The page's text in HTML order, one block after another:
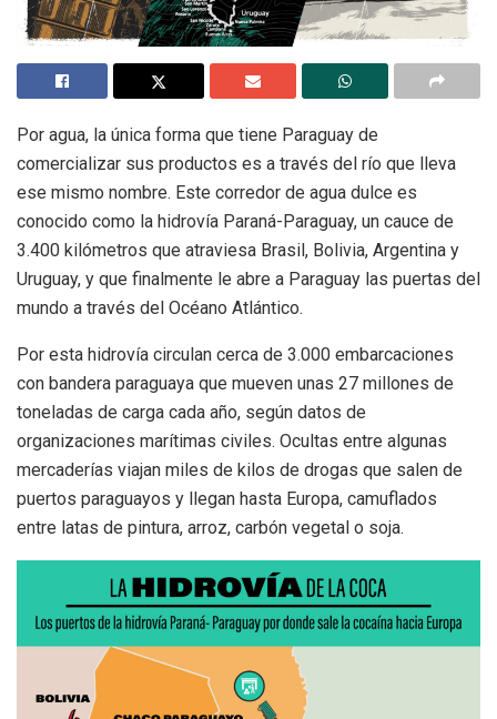
Por agua, la única forma que tiene Paraguay de
comercializar sus productos es a través del río que lleva
ese mismo nombre. Este corredor de agua dulce es
conocido como la hidrovía Paraná-Paraguay, un cauce de
3.400 kilómetros que atraviesa Brasil, Bolivia, Argentina y
Uruguay, y que finalmente le abre a Paraguay las puertas del
mundo a través del Océano Atlántico.
Por esta hidrovía circulan cerca de 3.000 embarcaciones
con bandera paraguaya que mueven unas 27 millones de
toneladas de carga cada año, según datos de
organizaciones marítimas civiles. Ocultas entre algunas
mercaderías viajan miles de kilos de drogas que salen de
puertos paraguayos y llegan hasta Europa, camuflados
entre latas de pintura, arroz, carbón vegetal o soja.